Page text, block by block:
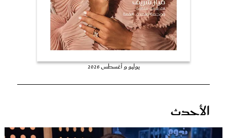
يوليو و أغسطس 2026
الأحدث
غلاف رفمي